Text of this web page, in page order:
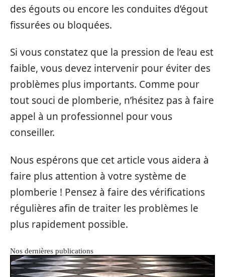
des égouts ou encore les conduites d’égout
fissurées ou bloquées.
Si vous constatez que la pression de l’eau est
faible, vous devez intervenir pour éviter des
problèmes plus importants. Comme pour
tout souci de plomberie, n’hésitez pas à faire
appel à un professionnel pour vous
conseiller.
Nous espérons que cet article vous aidera à
faire plus attention à votre système de
plomberie ! Pensez à faire des vérifications
régulières afin de traiter les problèmes le
plus rapidement possible.
Nos dernières publications